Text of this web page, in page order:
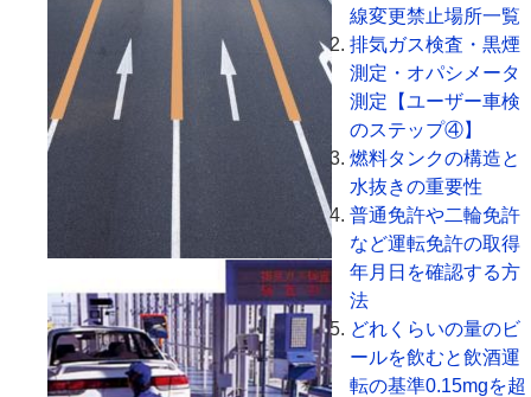
線変更禁止場所一覧
排気ガス検査・黒煙
測定・オパシメータ
測定【ユーザー車検
のステップ④】
燃料タンクの構造と
水抜きの重要性
普通免許や二輪免許
など運転免許の取得
年月日を確認する方
法
どれくらいの量のビ
ールを飲むと飲酒運
転の基準0.15mgを超